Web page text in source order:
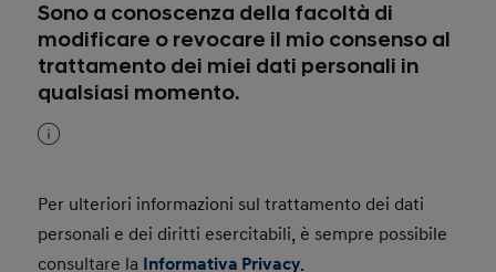
Sono a conoscenza della facoltà di
modificare o revocare il mio consenso al
trattamento dei miei dati personali in
qualsiasi momento.
Per ulteriori informazioni sul trattamento dei dati
personali e dei diritti esercitabili, è sempre possibile
consultare la Informativa Privacy.